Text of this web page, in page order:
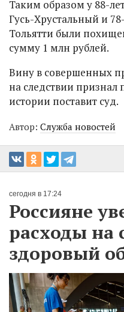
Таким образом у 88-
Гусь-Хрустальный и
Тольятти были
сумму 1 млн рублей.
Вину в совершенных
на следствии признал
истории поставит суд.
Автор: Служба новостей
сегодня в 17:24
Россияне
расходы на
здоровый